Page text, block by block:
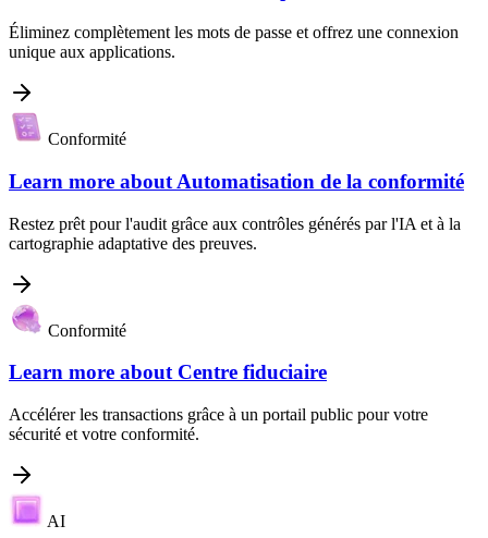
Éliminez complètement les mots de passe et offrez une connexion
unique aux applications.
Conformité
Learn more about Automatisation de la conformité
Restez prêt pour l'audit grâce aux contrôles générés par l'IA et à la
cartographie adaptative des preuves.
Conformité
Learn more aboutCentre fiduciaire
Accélérer les transactions grâce à un portail public pour votre
sécurité et votre conformité.
AI